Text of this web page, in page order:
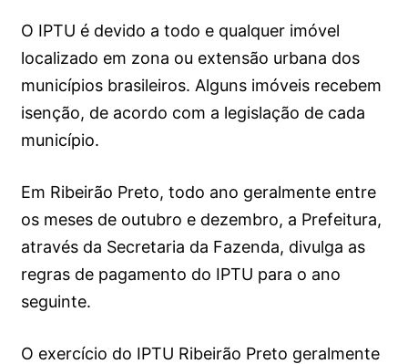
O IPTU é devido a todo e qualquer imóvel
localizado em zona ou extensão urbana dos
municípios brasileiros. Alguns imóveis recebem
isenção, de acordo com a legislação de cada
município.
Em Ribeirão Preto, todo ano geralmente entre
os meses de outubro e dezembro, a Prefeitura,
através da Secretaria da Fazenda, divulga as
regras de pagamento do IPTU para o ano
seguinte.
O exercício do IPTU Ribeirão Preto geralmente